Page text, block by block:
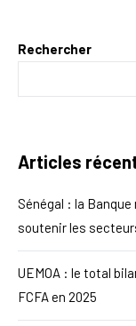
Rechercher
Articles
Sénégal : la
soutenir les
UEMOA : le total
FCFA en 2025